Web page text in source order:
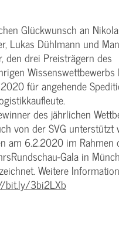
Glückwunsch an
Lukas Dühlmann und
den drei Preisträgern des
Wissenswettbewerbs
für angehende
des jährlichen
von der SVG unterstützt
am 6.2.2020 im Rahmen
Gala in
Weitere
bit.ly/3bi2LXb